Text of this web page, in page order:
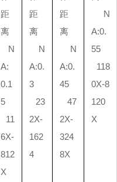
距
离
N
A:
0.1
5
11
6X-
812
X
距
离
N
A:0.
3
23
2X-
162
4
距
离
N
A:0.
45
47
2X-
324
8X
N
A:0.
55
118
0X-8
120
X